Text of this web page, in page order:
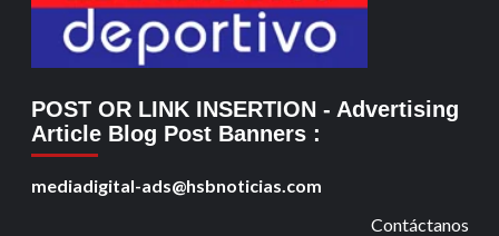
POST OR LINK INSERTION - Advertising
Article Blog Post Banners :
mediadigital-ads@hsbnoticias.com
Contáctanos